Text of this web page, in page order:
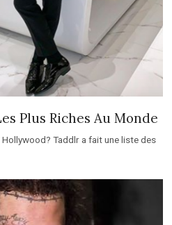
Plus Riches Au Monde
Taddlr a fait une liste des